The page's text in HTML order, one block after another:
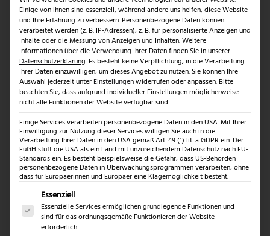
vonJonas|Aug. 1, 2024
Damaststahl –
Hochwertiger Stahl
mit einzigartiger
Maserung
Damaststahl, auch bekannt als Damaszenerstahl,
überzeugt durch seine markante Optik und hervorragenden
Materialeigenschaften. In diesem Artikel erfahren Sie alles
über diesen traditionsreichen Stahltyp, seine Herstellung,
Einige von ihnen sind essenziell, während andere uns helfen, diese Website
und Ihre Erfahrung zu verbessern. Personenbezogene Daten können
verarbeitet werden (z. B. IP-Adressen), z. B. für personalisierte Anzeigen und
Inhalte oder die Messung von Anzeigen und Inhalten.Weitere
Informationen über die Verwendung Ihrer Daten finden Sie in unserer
Datenschutzerklärung. Es besteht keine Verpflichtung, in die Verarbeitung
Ihrer Daten einzuwilligen, um dieses Angebot zu nutzen.Sie können Ihre
Auswahl jederzeit unter Einstellungenwiderrufen oder anpassen. Bitte
beachten Sie, dass aufgrund individueller Einstellungen möglicherweise
nicht alle Funktionen der Website verfügbar sind.
Einige Services verarbeiten personenbezogene Daten in den USA. Mit Ihrer
Einwilligung zur Nutzung dieser Services willigen Sie auch in die
Verarbeitung Ihrer Daten in den USA gemäß Art. 49 (1) lit. a GDPR ein. Der
EuGH stuft die USA als ein Land mit unzureichendem Datenschutz nach EU-
Standards ein. Es besteht beispielsweise die Gefahr, dass US-Behörden
personenbezogene Daten in Überwachungsprogrammen verarbeiten, ohne
dass für Europäerinnen und Europäer eine Klagemöglichkeit besteht.
Es folgt eine Liste der Service-Gruppen, für die eine
Essenziell
Essenzielle Services ermöglichen grundlegende Funktionen und
sind für das ordnungsgemäße Funktionieren der Website
erforderlich.